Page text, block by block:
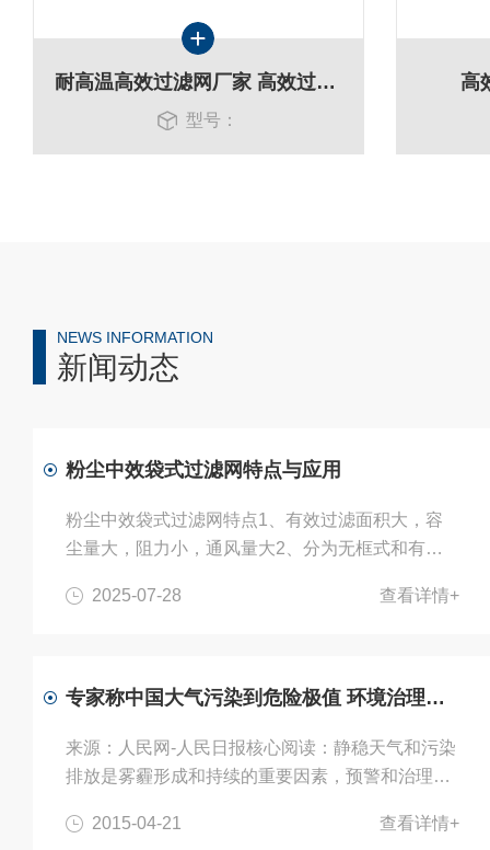
耐高温高效过滤网厂家 高效过滤器
型号：
高
NEWS INFORMATION
新闻动态
粉尘中效袋式过滤网特点与应用
粉尘中效袋式过滤网特点1、有效过滤面积大，容
尘量大，阻力小，通风量大2、分为无框式和有框
需更换过滤袋，方便快捷，大大降低运行成本费用
颗粒，保障生产环境的安全与产品质量。以下是具
材、制药、食品加工等行业，通过去除生产过程中
产生的粉尘颗粒，降低工人吸入有害物质的风险，
2025-07-28 查看详情+
专家称中国大气污染到危险极值 环境治理刻不容缓
来源：人民网-人民日报核心阅读：静稳天气和污染
排放是雾霾形成和持续的重要因素，预警和治理雾
造成了1月份我国中东部多次严重的空气污染？对
2015-04-21 查看详情+